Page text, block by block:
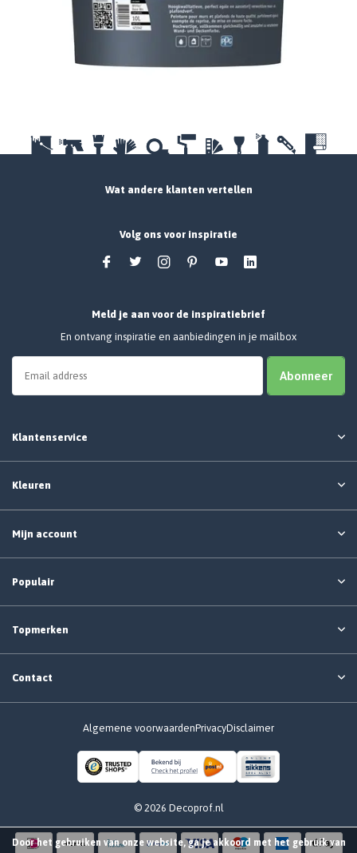
Wat andere klanten vertellen
Volg ons voor inspiratie
Meld je aan voor de inspiratiebrief
En ontvang inspiratie en aanbiedingen in je mailbox
Abonneer
Klantenservice
Kleuren
Mijn account
Populair
Topmerken
Contact
Algemene voorwaardenPrivacyDisclaimer
© 2026 Decoprof.nl
Door het gebruiken van onze website, ga je akkoord met het gebruik van